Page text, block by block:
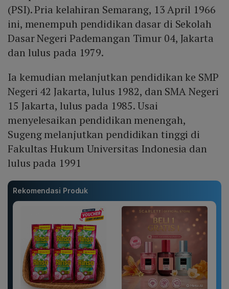
(PSI). Pria kelahiran Semarang, 13 April 1966
ini, menempuh pendidikan dasar di Sekolah
Dasar Negeri Pademangan Timur 04, Jakarta
dan lulus pada 1979.
Ia kemudian melanjutkan pendidikan ke SMP
Negeri 42 Jakarta, lulus 1982, dan SMA Negeri
15 Jakarta, lulus pada 1985. Usai
menyelesaikan pendidikan menengah,
Sugeng melanjutkan pendidikan tinggi di
Fakultas Hukum Universitas Indonesia dan
lulus pada 1991
Rekomendasi Produk